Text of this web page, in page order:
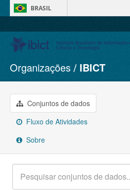
BRASIL
Conjuntos de dados
Organizações
Grupos
Sobre
Organizações IBICT
Conjuntos de dados
Fluxo de Atividades
Sobre